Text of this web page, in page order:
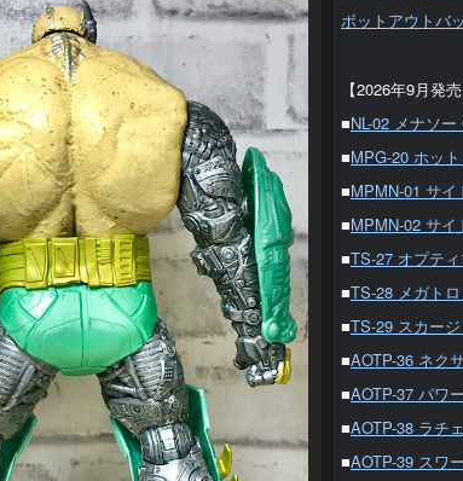
ボットアウトバ
【2026年9月発売
■NL-02 メナソ
■MPG-20 ホッ
■MPMN-01 サイ
■MPMN-02 サ
■TS-27 オプテ
■TS-28 メガト
■TS-29 スカー
■AOTP-36 ネク
■AOTP-37 パワ
■AOTP-38 ラチ
■AOTP-39 スワ